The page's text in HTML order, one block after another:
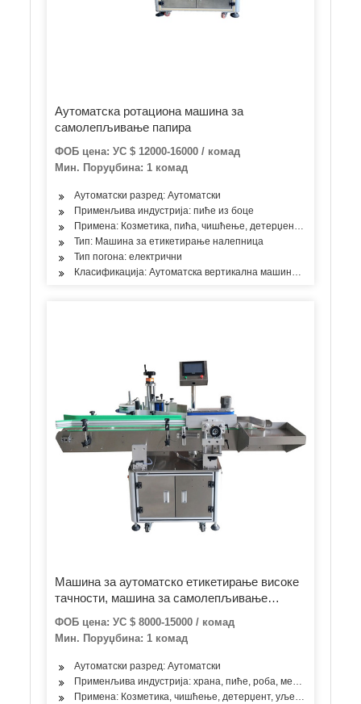
Аутоматска ротациона машина за
самолепљивање папира
ФОБ цена: УС $ 12000-16000 / комад
Мин. Поруџбина: 1 комад
Аутоматски разред: Аутоматски
Применљива индустрија: пиће из боце
Примена: Козметика, пића, чишћење, детерџент, производи
Тип: Машина за етикетирање налепница
Тип погона: електрични
Класификација: Аутоматска вертикална машина за
Машина за аутоматско етикетирање високе
тачности, машина за самолепљивање
етикета
ФОБ цена: УС $ 8000-15000 / комад
Мин. Поруџбина: 1 комад
Аутоматски разред: Аутоматски
Применљива индустрија: храна, пиће, роба, медицина,
Примена: Козметика, чишћење, детерџент, уље, млечни